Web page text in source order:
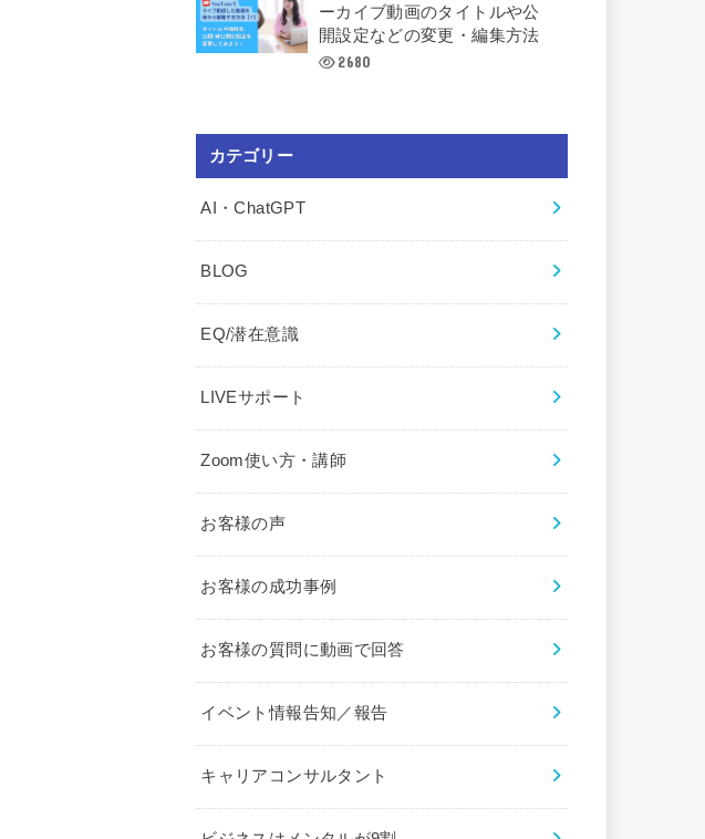
ーカイブ動画のタイトルや公
開設定などの変更・編集方法
2680
カテゴリー
AI・ChatGPT
BLOG
EQ/潜在意識
LIVEサポート
Zoom使い方・講師
お客様の声
お客様の成功事例
お客様の質問に動画で回答
イベント情報告知／報告
キャリアコンサルタント